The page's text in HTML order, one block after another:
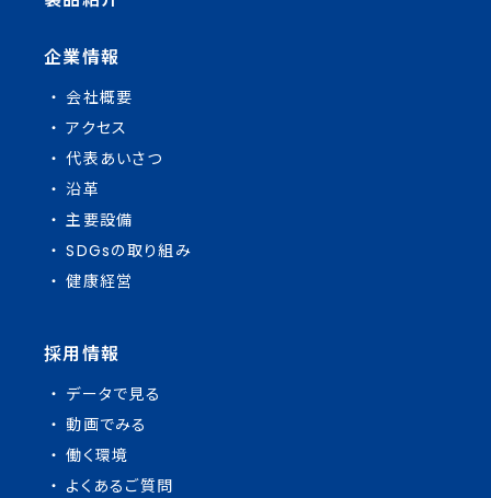
企業情報
会社概要
アクセス
代表あいさつ
沿革
主要設備
SDGsの取り組み
健康経営
採用情報
データで見る
動画でみる
働く環境
よくあるご質問